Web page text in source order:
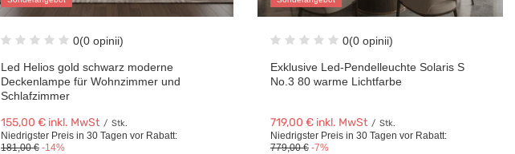
0(0 opinii)
Led Helios gold schwarz moderne
Deckenlampe für Wohnzimmer und
Schlafzimmer
155,00 € inkl. MwSt / Stk.
Niedrigster Preis in 30 Tagen vor Rabatt:
181,00 € -14%
0(0 opinii)
Exklusive Led-Pendelleuchte Solaris S
No.3 80 warme Lichtfarbe
719,00 € inkl. MwSt / Stk.
Niedrigster Preis in 30 Tagen vor Rabatt:
779,00 € -7%